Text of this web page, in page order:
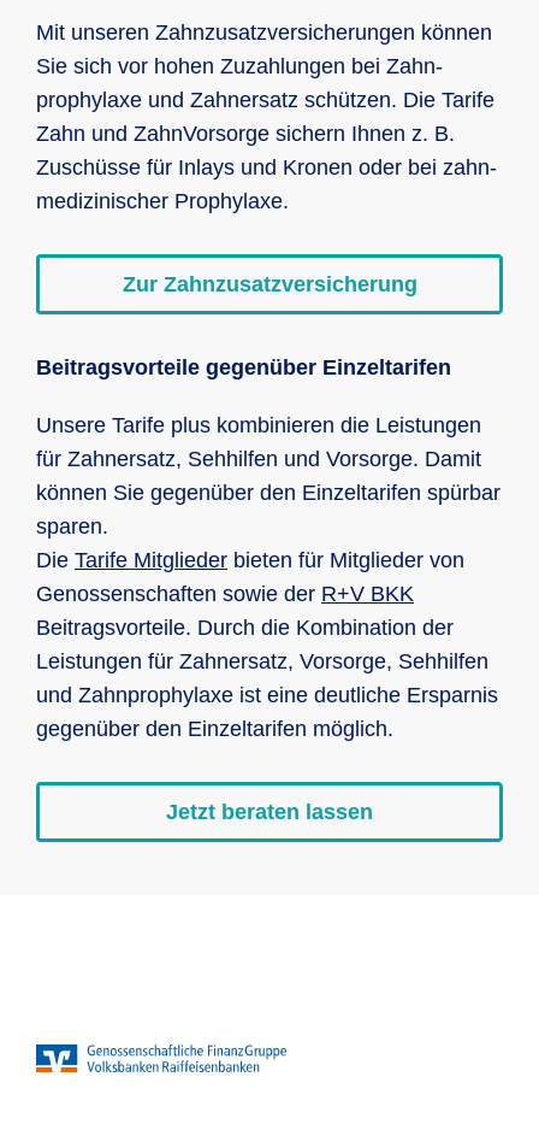
Mit unseren Zahnzusatz­versiche­rungen können
Sie sich vor hohen Zuzahlungen bei Zahn­
prophylaxe und Zahn­ersatz schützen. Die Tarife
Zahn und Zahn­Vorsorge sichern Ihnen z. B.
Zuschüsse für Inlays und Kronen oder bei zahn­
medizinischer Prophylaxe.
Zur Zahnzusatzversicherung
Beitragsvorteile gegenüber Einzeltarifen
Unsere Tarife plus kombinieren die Leistungen
für Zahnersatz, Sehhilfen und Vorsorge. Damit
können Sie gegenüber den Einzeltarifen spürbar
sparen.
Die Tarife Mitglieder bieten für Mitglieder von
Genossenschaften sowie der R+V BKK
Beitragsvorteile. Durch die Kombination der
Leistungen für Zahnersatz, Vorsorge, Sehhilfen
und Zahnprophylaxe ist eine deutliche Ersparnis
gegenüber den Einzeltarifen möglich.
Jetzt beraten lassen